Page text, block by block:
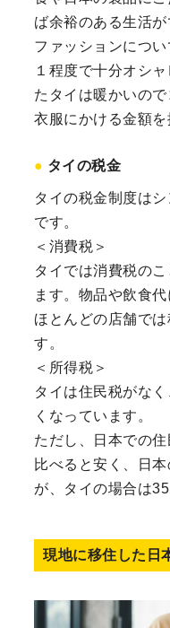
ば余裕のある生活が
ファッションにつ
１程度で十分オシ
たタイは暖かいので
衣服にかける金額を
タイの税金
タイの税金制度は
です。
＜消費税＞
タイでは消費税の
ます。物品や飲食
ほとんどの店舗で
す。
＜所得税＞
タイは住民税がな
くなっています。
ただし、日本での
比べると安く、日
が、タイの場合は35
現地に移住した日